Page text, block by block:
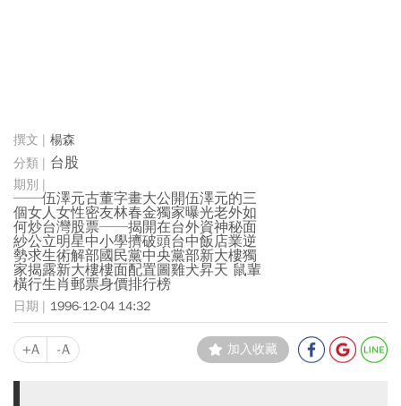
楊森
台股
──伍澤元古董字畫大公開伍澤元的三
個女人女性密友林春金獨家曝光老外如
何炒台灣股票──揭開在台外資神秘面
紗公立明星中小學擠破頭台中飯店業逆
勢求生術解部國民黨中央黨部新大樓獨
家揭露新大樓樓面配置圖雞犬昇天 鼠輩
橫行生肖郵票身價排行榜
1996-12-04 14:32
+A -A 加入收藏